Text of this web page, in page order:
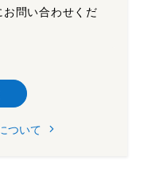
問い合わせくだ
ついて